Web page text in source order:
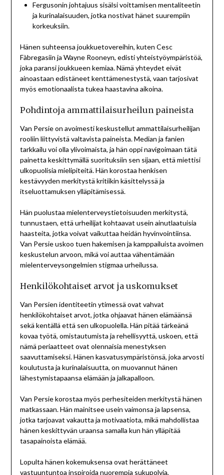
Fergusonin johtajuus sisälsi voittamisen mentaliteetin
ja kurinalaisuuden, jotka nostivat hänet suurempiin
korkeuksiin.
Hänen suhteensa joukkuetovereihin, kuten Cesc
Fàbregasiin ja Wayne Rooneyn, edisti yhteistyöympäristöä,
joka paransi joukkueen kemiaa. Nämä yhteydet eivät
ainoastaan edistäneet kenttämenestystä, vaan tarjosivat
myös emotionaalista tukea haastavina aikoina.
Pohdintoja ammattilaisurheilun paineista
Van Persie on avoimesti keskustellut ammattilaisurheilijan
rooliin liittyvistä valtavista paineista. Median ja fanien
tarkkailu voi olla ylivoimaista, ja hän oppi navigoimaan tätä
painetta keskittymällä suorituksiin sen sijaan, että miettisi
ulkopuolisia mielipiteitä. Hän korostaa henkisen
kestävyyden merkitystä kritiikin käsittelyssä ja
itseluottamuksen ylläpitämisessä.
Hän puolustaa mielenterveystietoisuuden merkitystä,
tunnustaen, että urheilijat kohtaavat usein ainutlaatuisia
haasteita, jotka voivat vaikuttaa heidän hyvinvointiinsa.
Van Persie uskoo tuen hakemisen ja kamppailuista avoimen
keskustelun arvoon, mikä voi auttaa vähentämään
mielenterveysongelmien stigmaa urheilussa.
Henkilökohtaiset arvot ja uskomukset
Van Persien identiteetin ytimessä ovat vahvat
henkilökohtaiset arvot, jotka ohjaavat hänen elämäänsä
sekä kentällä että sen ulkopuolella. Hän pitää tärkeänä
kovaa työtä, omistautumista ja rehellisyyttä, uskoen, että
nämä periaatteet ovat olennaisia menestyksen
saavuttamiseksi. Hänen kasvatusympäristönsä, joka arvosti
koulutusta ja kurinalaisuutta, on muovannut hänen
lähestymistapaansa elämään ja jalkapalloon.
Van Persie korostaa myös perhesiteiden merkitystä hänen
matkassaan. Hän mainitsee usein vaimonsa ja lapsensa,
jotka tarjoavat vakautta ja motivaatiota, mikä mahdollistaa
hänen keskittyvän uraansa samalla kun hän ylläpitää
tasapainoista elämää.
Lopulta hänen kokemuksensa ovat herättäneet
vastuuntuntoa inspiroida nuorempia sukupolvia,